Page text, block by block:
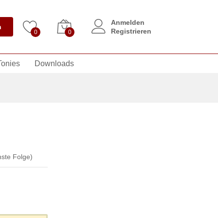
0 0
Anmelden
Registrieren
Downloads
Folge)